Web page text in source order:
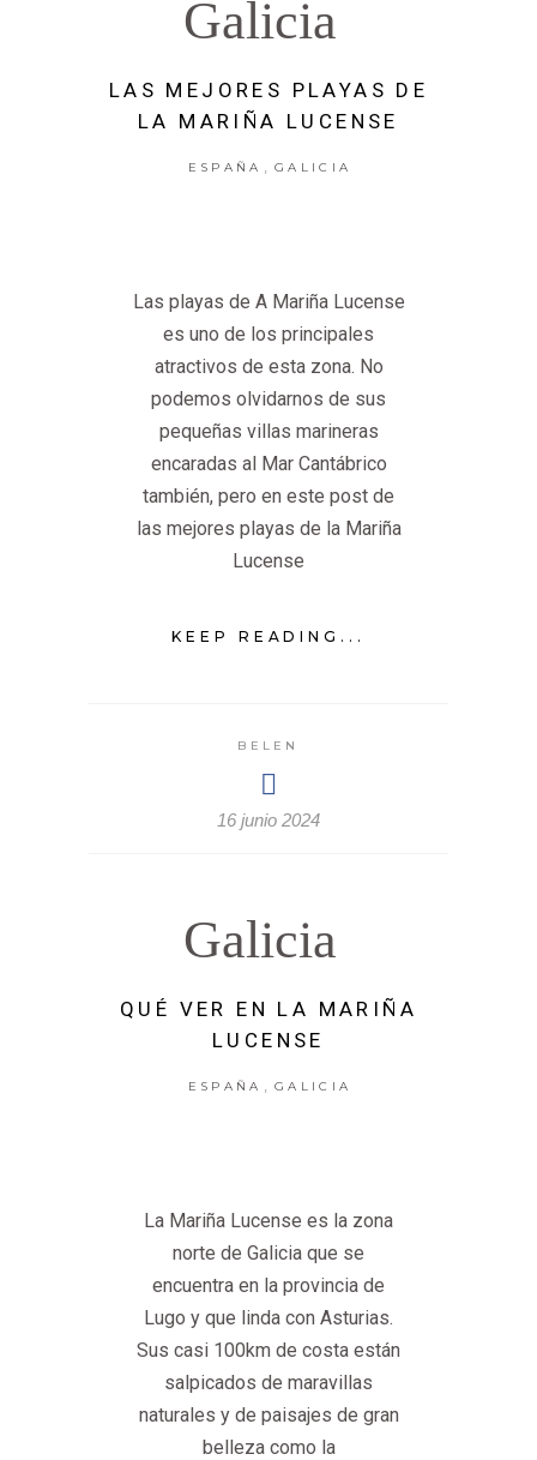
Galicia
LAS MEJORES PLAYAS DE
LA MARIÑA LUCENSE
ESPAÑA GALICIA
Las playas de A Mariña Lucense
es uno de los principales
atractivos de esta zona. No
podemos olvidarnos de sus
pequeñas villas marineras
encaradas al Mar Cantábrico
también, pero en este post de
las mejores playas de la Mariña
Lucense
KEEP READING...
BELEN
16 junio 2024
Galicia
QUÉ VER EN LA MARIÑA
LUCENSE
ESPAÑA GALICIA
La Mariña Lucense es la zona
norte de Galicia que se
encuentra en la provincia de
Lugo y que linda con Asturias.
Sus casi 100km de costa están
salpicados de maravillas
naturales y de paisajes de gran
belleza como la